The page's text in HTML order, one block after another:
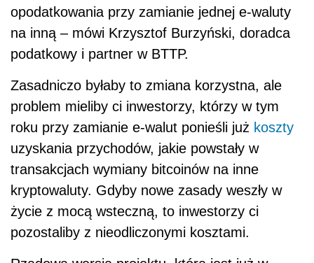
opodatkowania przy zamianie jednej e-waluty
na inną – mówi Krzysztof Burzyński, doradca
podatkowy i partner w BTTP.
Zasadniczo byłaby to zmiana korzystna, ale
problem mieliby ci inwestorzy, którzy w tym
roku przy zamianie e-walut ponieśli już koszty
uzyskania przychodów, jakie powstały w
transakcjach wymiany bitcoinów na inne
kryptowaluty. Gdyby nowe zasady weszły w
życie z mocą wsteczną, to inwestorzy ci
pozostaliby z nieodliczonymi kosztami.